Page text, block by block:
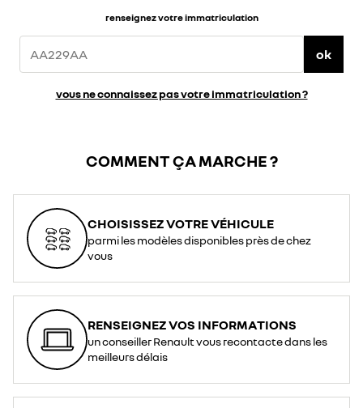
renseignez votre immatriculation
ok
vous ne connaissez pas votre immatriculation ?
COMMENT ÇA MARCHE ?
CHOISISSEZ VOTRE VÉHICULE
parmi les modèles disponibles près de chez
vous
RENSEIGNEZ VOS INFORMATIONS
un conseiller Renault vous recontacte dans les
meilleurs délais